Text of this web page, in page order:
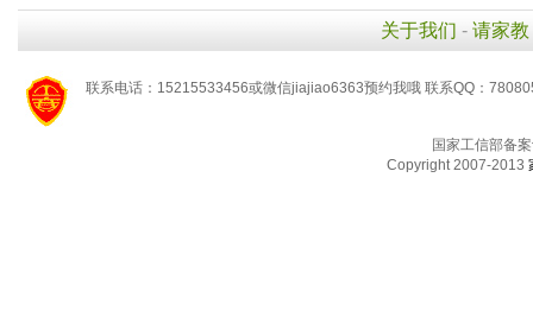
关于我们 - 请家教
联系电话：15215533456或微信jiajiao6363预约我哦 联系QQ：
国家工信部备
Copyright 2007-2013